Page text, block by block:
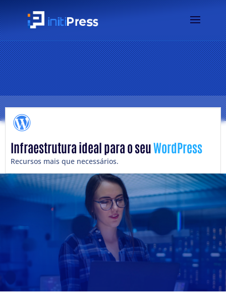
Infraestrutura ideal para o seuWordPress
Recursos mais que necessários.